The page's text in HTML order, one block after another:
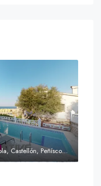
C. Guatemala, 6, 12598 Peñíscola, Castellón, Peñíscola, Communauté valencienne